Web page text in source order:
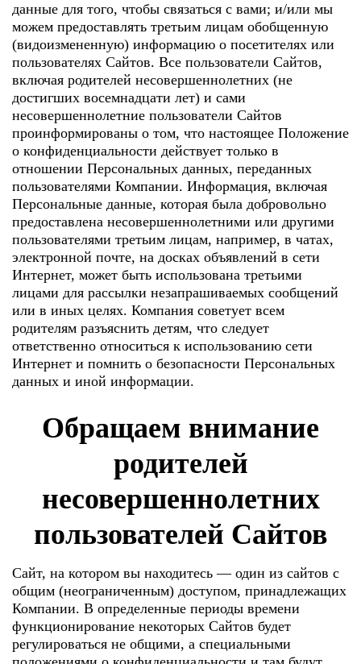
данные для того, чтобы связаться с вами; и/или мы
можем предоставлять третьим лицам обобщенную
(видоизмененную) информацию о посетителях или
пользователях Сайтов. Все пользователи Сайтов,
включая родителей несовершеннолетних (не
достигших восемнадцати лет) и сами
несовершеннолетние пользователи Сайтов
проинформированы о том, что настоящее Положение
о конфиденциальности действует только в
отношении Персональных данных, переданных
пользователями Компании. Информация, включая
Персональные данные, которая была добровольно
предоставлена несовершеннолетними или другими
пользователями третьим лицам, например, в чатах,
электронной почте, на досках объявлений в сети
Интернет, может быть использована третьими
лицами для рассылки незапрашиваемых сообщений
или в иных целях. Компания советует всем
родителям разъяснить детям, что следует
ответственно относиться к использованию сети
Интернет и помнить о безопасности Персональных
данных и иной информации.
Обращаем внимание
родителей
несовершеннолетних
пользователей Сайтов
Сайт, на котором вы находитесь — один из сайтов с
общим (неограниченным) доступом, принадлежащих
Компании. В определенные периоды времени
функционирование некоторых Сайтов будет
регулироваться не общими, а специальными